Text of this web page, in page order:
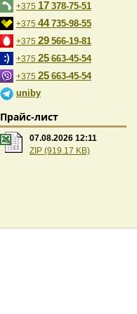
+375 17 378-75-51
+375 44 735-98-55
+375 29 566-19-81
+375 25 663-45-54
+375 25 663-45-54
uniby
Прайс-лист
07.08.2026 12:11
ZIP (919.17 KB)